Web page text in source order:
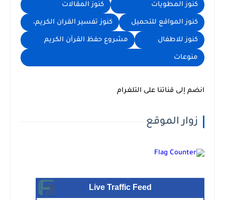
المطويات كنوز المقالات
المواقع للتحميل كنوز تفسير القران الكريم،
للاطفال مشروع حفظ القرآن الكريم
قناتنا على التلغرام
الموقع
Live Traffic Feed